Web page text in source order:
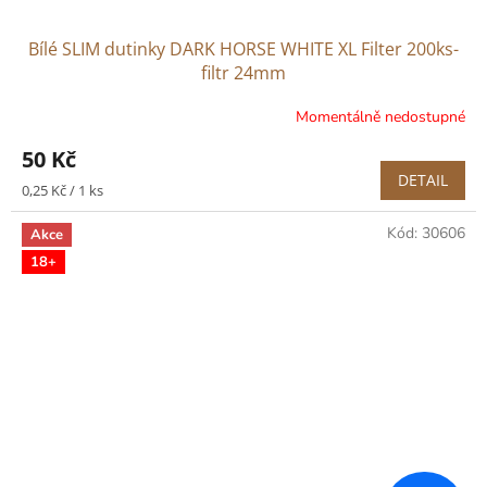
Bílé SLIM dutinky DARK HORSE WHITE XL Filter 200ks-
filtr 24mm
Momentálně nedostupné
50 Kč
Měrná
cena:
0,25 Kč / 1 ks DETAIL
Akce
18+
Kód: 30606